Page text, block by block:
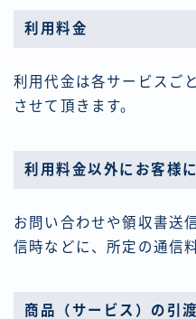
利用料金
利用代金は各サービスご
させて頂きます。
利用料金以外にお客様
お問い合わせや領収書送
信時などに、所定の通信
商品（サービス）の引